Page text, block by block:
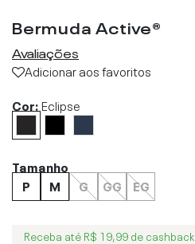
Bermuda Active®
Avaliações
Adicionar aos favoritos
Cor:Eclipse
Tamanho
P
M G GG EG
Receba até R$ 19,99 de cashback